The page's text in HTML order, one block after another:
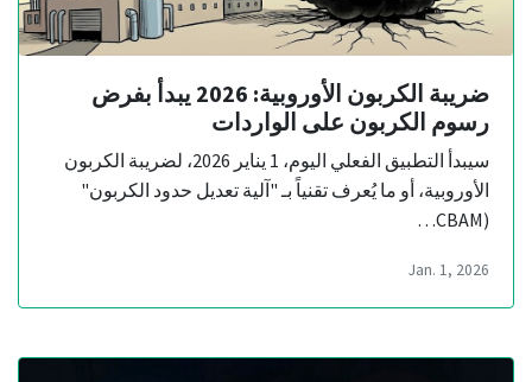
ضريبة الكربون الأوروبية: 2026 يبدأ بفرض
رسوم الكربون على الواردات
سيبدأ التطبيق الفعلي اليوم، 1 يناير 2026، لضريبة الكربون
الأوروبية، أو ما يُعرف تقنياً بـ "آلية تعديل حدود الكربون"
(CBAM…
Jan. 1, 2026